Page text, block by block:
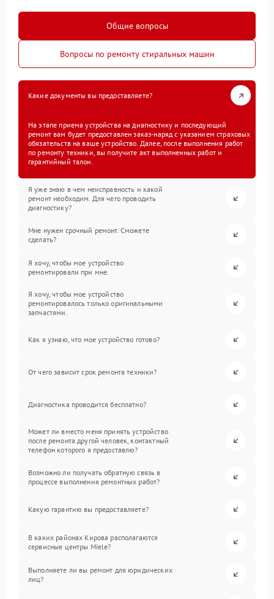
Общие вопросы
Вопросы по ремонту стиральных машин
Какие документы вы предоставляете?
На этапе приема устройства на диагностику и последующий
ремонт вам будет предоставлен заказ-наряд с указанием страховых
обязательств на ваше устройство. Далее, после выполнения работ
по ремонту техники, вы получите акт выполненных работ и
гарантийный талон.
Я уже знаю в чем неисправность и какой
ремонт необходим. Для чего проводить
диагностику?
Мне нужен срочный ремонт. Сможете
сделать?
Я хочу, чтобы мое устройство
ремонтировали при мне.
Я хочу, чтобы мое устройство
ремонтировалось только оригинальными
запчастями.
Как я узнаю, что мое устройство готово?
От чего зависит срок ремонта техники?
Диагностика проводится бесплатно?
Может ли вместо меня принять устройство
после ремонта другой человек, контактный
телефон которого я предоставлю?
Возможно ли получать обратную связь в
процессе выполнения ремонтных работ?
Какую гарантию вы предоставляете?
В каких районах Кирова располагаются
сервисные центры Miele?
Выполняете ли вы ремонт для юридических
лиц?